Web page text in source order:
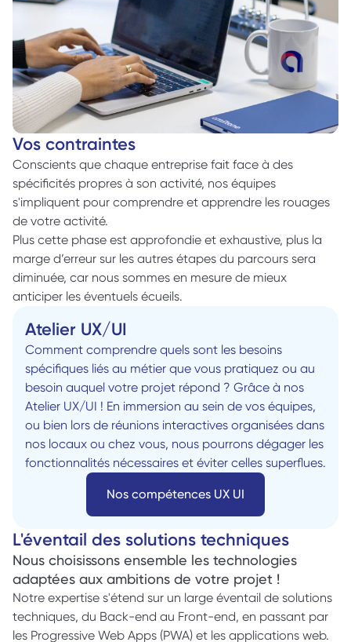
Vos contraintes
Conscients que chaque entreprise fait face à des
spécificités propres à son activité, nos équipes
s'impliquent pour comprendre et apprendre les rouages
de votre activité.
Plus cette phase est approfondie et exhaustive, plus la
marge d’erreur sur les autres étapes du parcours sera
diminuée, car nous sommes en mesure de mieux
anticiper les éventuels écueils.
Atelier UX/UI
Comment comprendre quels sont les besoins
spécifiques liés au métier que vous pratiquez ou au
besoin auquel votre projet répond ? Grâce à nos
Atelier UX/UI ! En immersion au sein de vos équipes,
ou bien lors de réunions interactives organisées dans
nos locaux ou chez vous, nous pourrons dégager les
Nos compétences UX UI
L'éventail des solutions techniques
Nous choisissons ensemble les technologies
adaptées aux ambitions de votre projet !
Notre expertise s'étend sur un large éventail de solutions
techniques, du Back-end au Front-end, en passant par
les Progressive Web Apps (PWA) et les applications web.